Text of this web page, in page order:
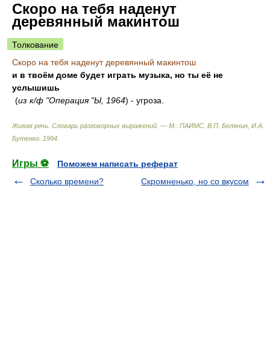
Скоро на тебя наденут
деревянный макинтош
Толкование
Скоро на тебя наденут деревянный макинтош
и в твоём доме будет играть музыка, но ты её не
услышишь
(из к/ф "Операция "Ы, 1964) - угроза.
Живая речь. Словарь разговорных выражений. — М.: ПАИМС В.П. Белянин, И.А.
Бутенко 1994
Игры ⚽
Поможем написать реферат
Сколько времени?
Скромненько, но со вкусом